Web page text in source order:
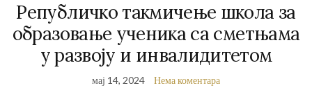
Републичко такмичење школа за
образовање ученика са сметњама
у развоју и инвалидитетом
мај 14, 2024 Нема коментара